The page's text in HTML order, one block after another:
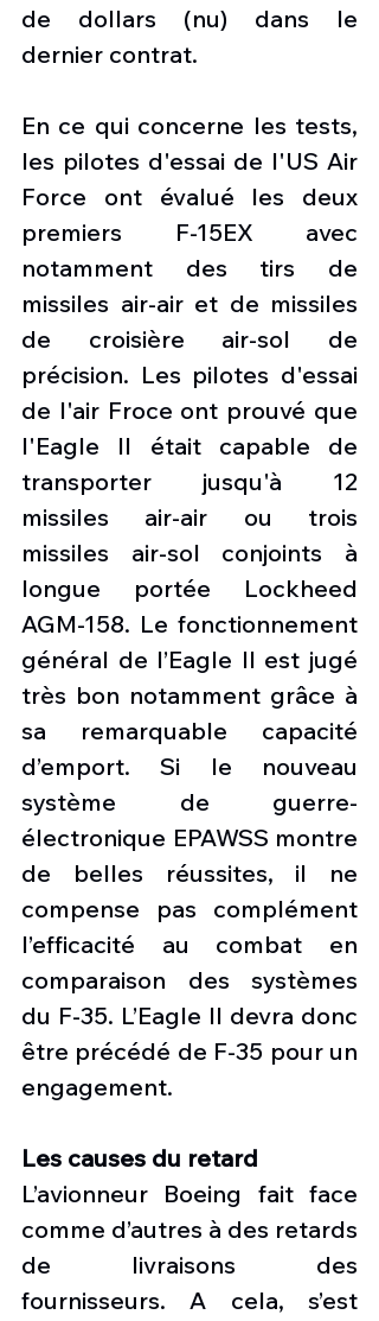
de dollars (nu) dans le
dernier contrat.
En ce qui concerne les tests,
les pilotes d'essai de l'US Air
Force ont évalué les deux
premiers F-15EX avec
notamment des tirs de
missiles air-air et de missiles
de croisière air-sol de
précision. Les pilotes d'essai
de l'air Froce ont prouvé que
l'Eagle II était capable de
transporter jusqu'à 12
missiles air-air ou trois
missiles air-sol conjoints à
longue portée Lockheed
AGM-158. Le fonctionnement
général de l’Eagle II est jugé
très bon notamment grâce à
sa remarquable capacité
d’emport. Si le nouveau
système de guerre-
électronique EPAWSS montre
de belles réussites, il ne
compense pas complément
l’efficacité au combat en
comparaison des systèmes
du F-35. L’Eagle II devra donc
être précédé de F-35 pour un
engagement.
Les causes du retard
L’avionneur Boeing fait face
comme d’autres à des retards
de livraisons des
fournisseurs. A cela, s’est